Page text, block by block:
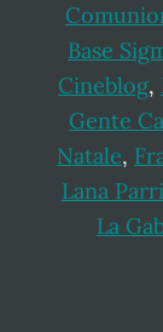
Base
Cineblog,
Gente
Natale,
Lana
La